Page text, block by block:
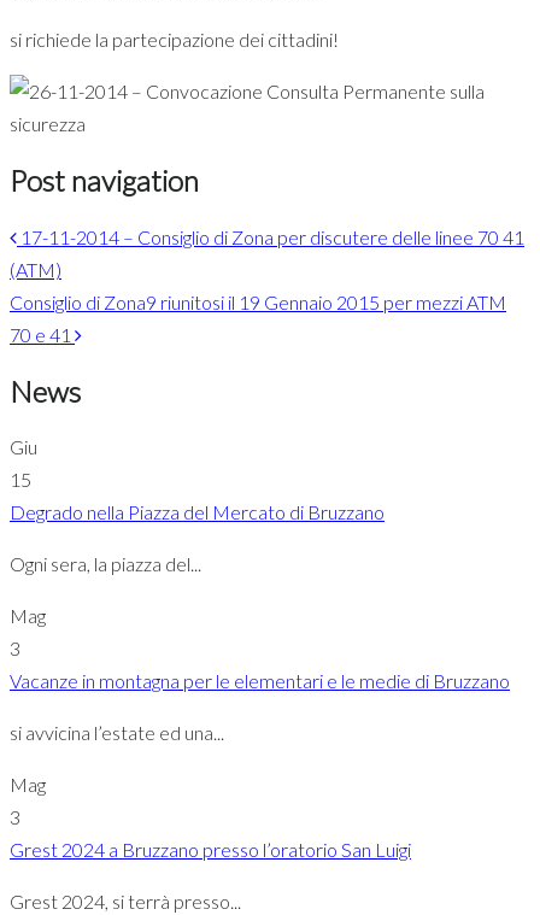
si richiede la partecipazione dei cittadini!
Post navigation
17-11-2014 – Consiglio di Zona per discutere delle linee 70 41
(ATM)
Consiglio di Zona9 riunitosi il 19 Gennaio 2015 per mezzi ATM
70 e 41
News
Giu
15
Degrado nella Piazza del Mercato di Bruzzano
Ogni sera, la piazza del...
Mag
3
Vacanze in montagna per le elementari e le medie di Bruzzano
si avvicina l’estate ed una...
Mag
3
Grest 2024 a Bruzzano presso l’oratorio San Luigi
Grest 2024, si terrà presso...